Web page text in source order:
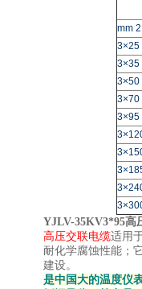
mm 2
3×25
3×35
3×50
3×70
3×95
YJLV-35KV3*95高
高压交联电缆适用
耐化学腐蚀性能；
建设。
是中国大的温度仪